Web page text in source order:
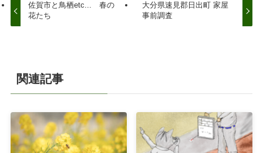
佐賀市と鳥栖etc... 春の
花たち
大分県速見郡日出町 家屋
事前調査
関連記事